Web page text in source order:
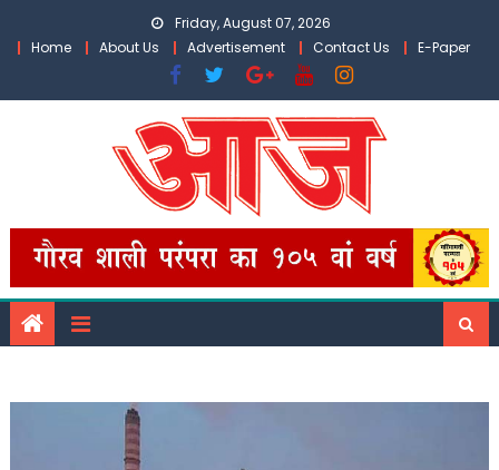
Friday, August 07, 2026
Home
About Us Advertisement Contact Us E-Paper